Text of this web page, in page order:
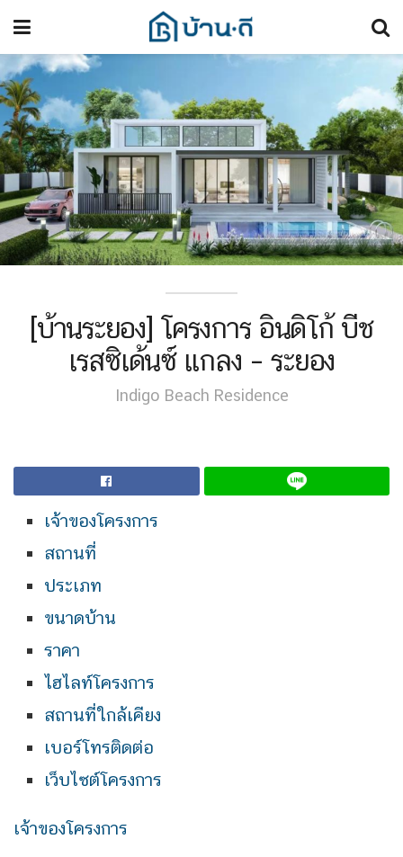
[บ้านระยอง] โครงการ อินดิโก้ บีช
เรสซิเด้นซ์ แกลง – ระยอง
Indigo Beach Residence
เจ้าของโครงการ
สถานที่
ประเภท
ขนาดบ้าน
ราคา
ไฮไลท์โครงการ
สถานที่ใกล้เคียง
เบอร์โทรติดต่อ
เว็บไซต์โครงการ
เจ้าของโครงการ